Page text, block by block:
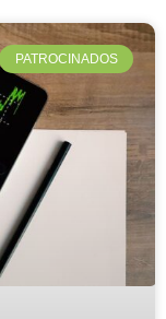
PATROCINADOS